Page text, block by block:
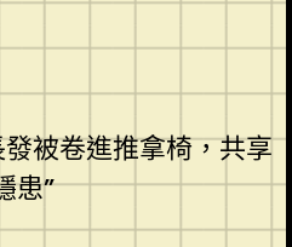
被卷進推拿椅，共享
患”